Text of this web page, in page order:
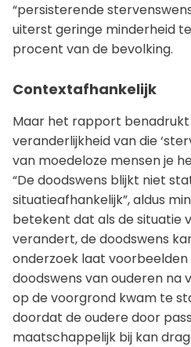
“persisterende
uiterst geringe minderheid
procent van de bevolking.
Contextafhankelijk
Maar het rapport
veranderlijkheid van die
van moedeloze mensen je
“De doodswens blijkt niet
situatieafhankelijk”, aldus
betekent dat als de situatie
verandert, de doodswens
onderzoek laat voorbeelden
doodswens van ouderen na
op de voorgrond kwam te
doordat de oudere door
maatschappelijk bij kan